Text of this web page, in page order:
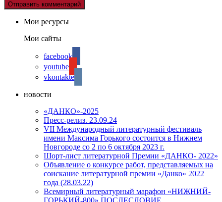
Мои ресурсы
Мои сайты
facebook
youtube
vkontakte
новости
«ДАНКО»-2025
Пресс-релиз. 23.09.24
VII Международный литературный фестиваль
имени Максима Горького состоится в Нижнем
Новгороде со 2 по 6 октября 2023 г.
Шорт-лист литературной Премии «ДАНКО- 2022»
Объявление о конкурсе работ, представляемых на
соискание литературной премии «Данко» 2022
года (28.03.22)
Всемирный литературный марафон «НИЖНИЙ-